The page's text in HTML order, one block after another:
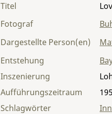
Titel
Fotograf
Dargestellte Person(en)
Entstehung
Inszenierung
Aufführungszeitraum
Schlagwörter